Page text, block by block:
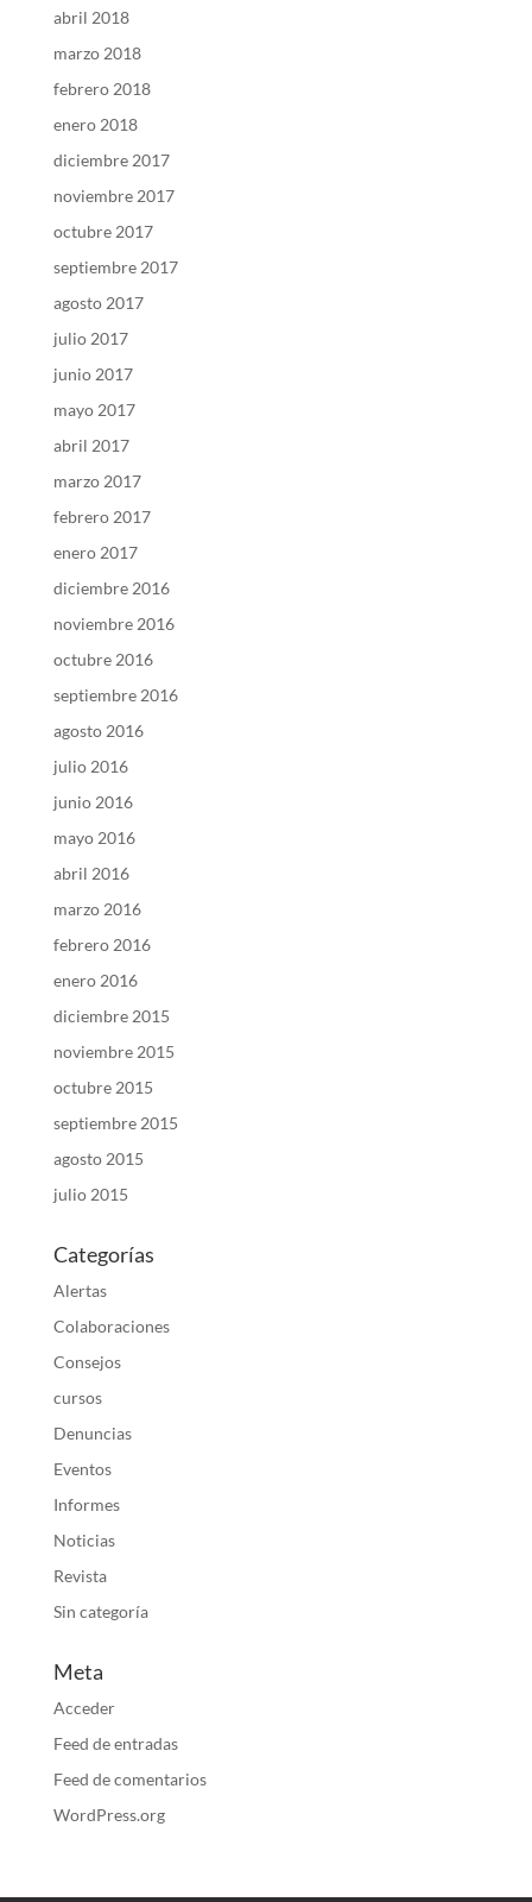
abril 2018
marzo 2018
febrero 2018
enero 2018
diciembre 2017
noviembre 2017
octubre 2017
septiembre 2017
agosto 2017
julio 2017
junio 2017
mayo 2017
abril 2017
marzo 2017
febrero 2017
enero 2017
diciembre 2016
noviembre 2016
octubre 2016
septiembre 2016
agosto 2016
julio 2016
junio 2016
mayo 2016
abril 2016
marzo 2016
febrero 2016
enero 2016
diciembre 2015
noviembre 2015
octubre 2015
septiembre 2015
agosto 2015
julio 2015
Categorías
Alertas
Colaboraciones
Consejos
cursos
Denuncias
Eventos
Informes
Noticias
Revista
Sin categoría
Meta
Acceder
Feed de entradas
Feed de comentarios
WordPress.org